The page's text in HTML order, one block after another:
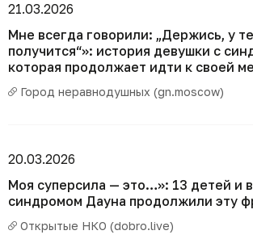
Мне всегда говорили: „Держись, у
получится“»: история девушки с
которая продолжает идти к своей
Город неравнодушных (gn.moscow)
21.03.2026
Моя суперсила — это…»: 13 детей и
синдромом Дауна продолжили эту
Открытые НКО (dobro.live)
20.03.2026